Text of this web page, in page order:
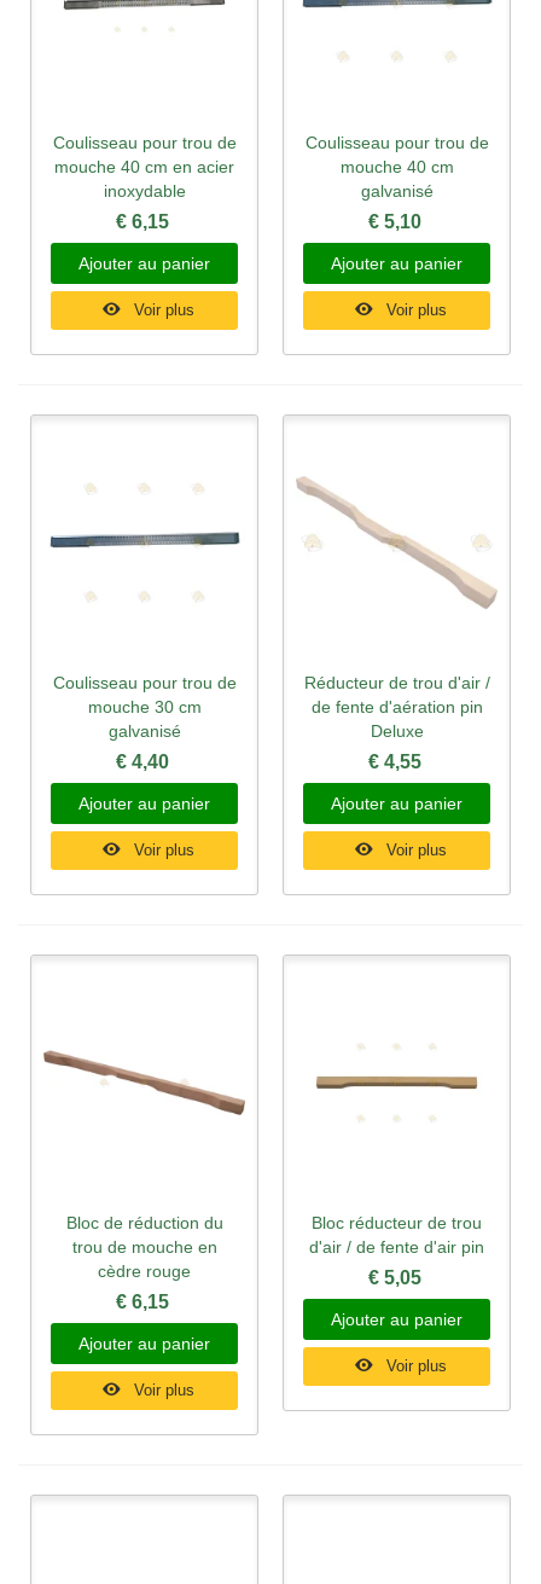
Coulisseau pour trou de
mouche 40 cm en acier
inoxydable
€ 6,15
Ajouter au panier
Voir plus
Coulisseau pour trou de
mouche 40 cm
galvanisé
€ 5,10
Ajouter au panier
Voir plus
Coulisseau pour trou de
mouche 30 cm
galvanisé
€ 4,40
Ajouter au panier
Voir plus
Réducteur de trou d'air /
de fente d'aération pin
Deluxe
€ 4,55
Ajouter au panier
Voir plus
Bloc de réduction du
trou de mouche en
cèdre rouge
€ 6,15
Ajouter au panier
Voir plus
Bloc réducteur de trou
d'air / de fente d'air pin
€ 5,05
Ajouter au panier
Voir plus